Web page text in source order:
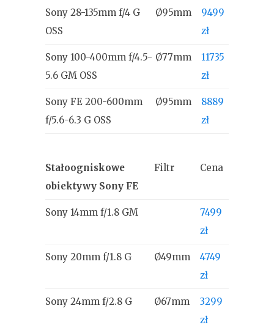
Sony 28-135mm f/4 G
OSS
Ø95mm
9499
zł
Sony 100-400mm f/4.5-
5.6 GM OSS
Ø77mm
11735
zł
Sony FE 200-600mm
f/5.6-6.3 G OSS
Ø95mm
8889
zł
Stałoogniskowe
obiektywy Sony FE
Filtr Cena
Sony 14mm f/1.8 GM
7499
zł
Sony 20mm f/1.8 G Ø49mm
4749
zł
Sony 24mm f/2.8 G Ø67mm
3299
zł